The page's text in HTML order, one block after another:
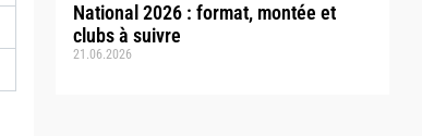
National 2026 : format, montée et
clubs à suivre
21.06.2026